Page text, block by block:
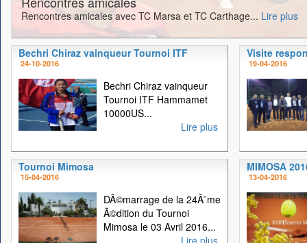
Rencontres amicales avec TC Marsa et TC Carthage... Lire plus
Bechri Chiraz vainqueur Tournoi ITF
24-10-2016
Bechri Chiraz vainqueur
Tournoi ITF Hammamet
10000US...
Lire plus
Visite
19-04-2016
Tournoi Mimosa
15-04-2016
DÃ©marrage de la 24Ã¨me
Ã©dition du Tournoi
Mimosa le 03 Avril 2016...
MIMOSA
13-04-2016